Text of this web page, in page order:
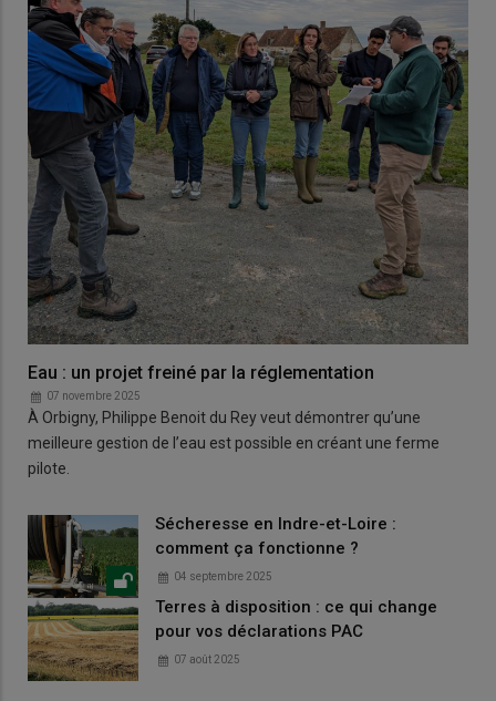
Eau : un projet freiné par la réglementation
07 novembre 2025
À Orbigny, Philippe Benoit du Rey veut démontrer qu’une
meilleure gestion de l’eau est possible en créant une ferme
pilote.
Sécheresse en Indre-et-Loire :
comment ça fonctionne ?
04 septembre 2025
Terres à disposition : ce qui change
pour vos déclarations PAC
07 août 2025